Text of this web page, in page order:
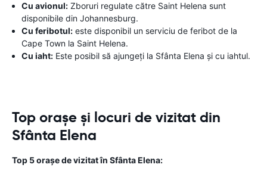
Cu avionul: Zboruri regulate către Saint Helena sunt
disponibile din Johannesburg.
Cu feribotul: este disponibil un serviciu de feribot de la
Cape Town la Saint Helena.
Cu iaht: Este posibil să ajungeți la Sfânta Elena și cu iahtul.
Top orașe și locuri de vizitat din
Sfânta Elena
Top 5 orașe de vizitat în Sfânta Elena: